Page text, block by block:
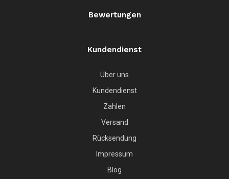
Bewertungen
Kundendienst
Über uns
Kundendienst
Zahlen
Versand
Rücksendung
Impressum
Blog